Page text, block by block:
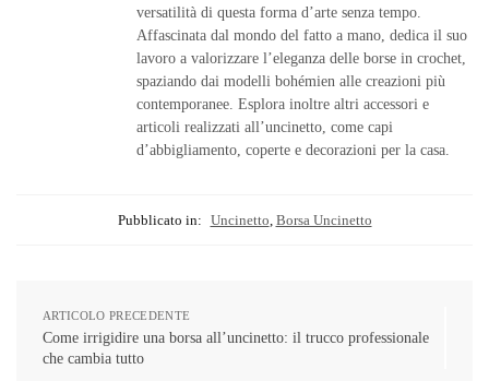
versatilità di questa forma d’arte senza tempo.
Affascinata dal mondo del fatto a mano, dedica il suo
lavoro a valorizzare l’eleganza delle borse in crochet,
spaziando dai modelli bohémien alle creazioni più
contemporanee. Esplora inoltre altri accessori e
articoli realizzati all’uncinetto, come capi
d’abbigliamento, coperte e decorazioni per la casa.
Pubblicato in: Uncinetto, Borsa Uncinetto
ARTICOLO PRECEDENTE
Come irrigidire una borsa all’uncinetto: il trucco professionale
che cambia tutto